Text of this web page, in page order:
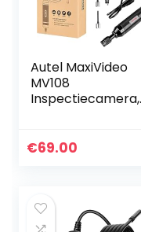
Autel MaxiVideo
MV108
Inspectiecamera,
MX808/MK808BT/
€69.00